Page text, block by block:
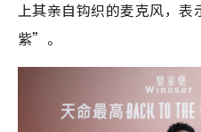
上其亲自钩织的麦克风，
紫”。